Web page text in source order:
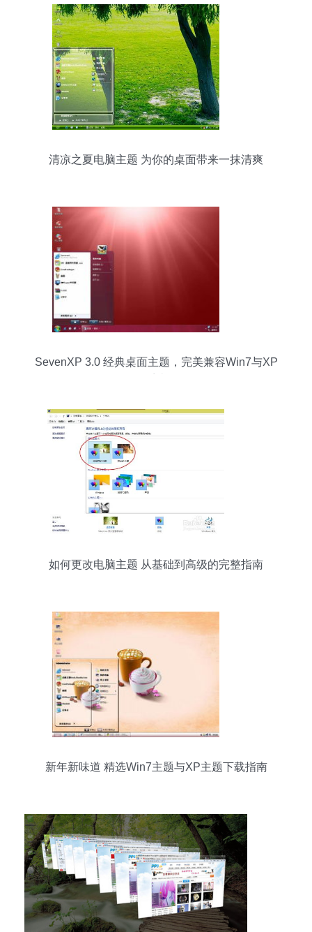
清凉之夏电脑主题 为你的桌面带来一抹清爽
SevenXP 3.0 经典桌面主题，完美兼容Win7与XP
如何更改电脑主题 从基础到高级的完整指南
新年新味道 精选Win7主题与XP主题下载指南